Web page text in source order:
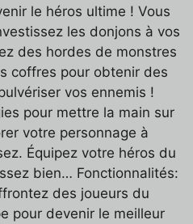
le héros ultime ! Vous
les donjons à vos
des hordes de monstres
coffres pour obtenir des
vos ennemis !
pour mettre la main sur
votre personnage à
Équipez votre héros du
bien… Fonctionnalités:
des joueurs du
pour devenir le meilleur